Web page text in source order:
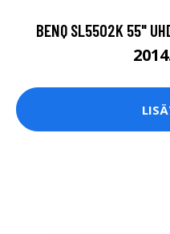
BENQ SL5502K 55"